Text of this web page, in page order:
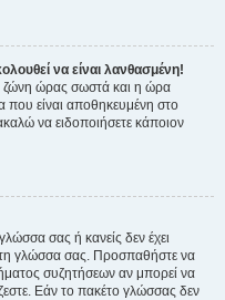
να είναι λανθασμένη!
ζώνη ώρας σωστά και η ώρα
που είναι αποθηκευμένη στο
να ειδοποιήσετε κάποιον
γλώσσα σας ή κανείς δεν έχει
γλώσσα σας. Προσπαθήστε να
συζητήσεων αν μπορεί να
Εάν το πακέτο γλώσσας δεν